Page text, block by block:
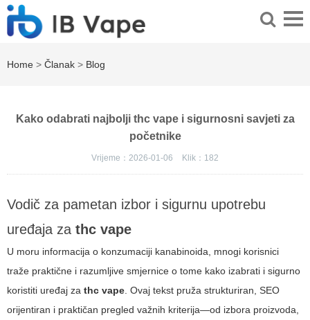
Home > Članak > Blog
Kako odabrati najbolji thc vape i sigurnosni savjeti za
početnike
Vrijeme：2026-01-06 Klik： 182
Vodič za pametan izbor i sigurnu upotrebu
uređaja za thc vape
U moru informacija o konzumaciji kanabinoida, mnogi korisnici
traže praktične i razumljive smjernice o tome kako izabrati i sigurno
koristiti uređaj za thc vape. Ovaj tekst pruža strukturiran, SEO
orijentiran i praktičan pregled važnih kriterija—od izbora proizvoda,